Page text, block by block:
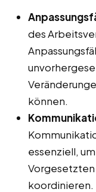
des
können.
essenziell,
Vorgesetzten
koordinieren.